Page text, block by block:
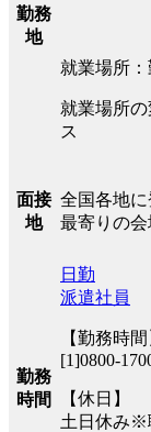
勤務
地
就業場所
就業場所
ス
面接
地
全国各地に
最寄りの会
勤務
時間
日勤
派遣社員
【勤務時間
[1]0800-
【休日】
土日休み※